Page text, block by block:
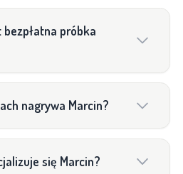
próbka
nagrywa Marcin?
się Marcin?